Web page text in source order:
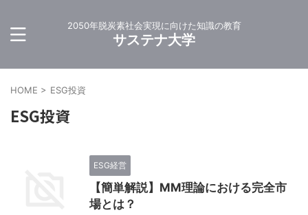
2050年脱炭素社会実現に向けた知識の教育
サステナ大学
HOME > ESG投資
ESG投資
ESG経営
【簡単解説】MM理論における完全市
場とは？